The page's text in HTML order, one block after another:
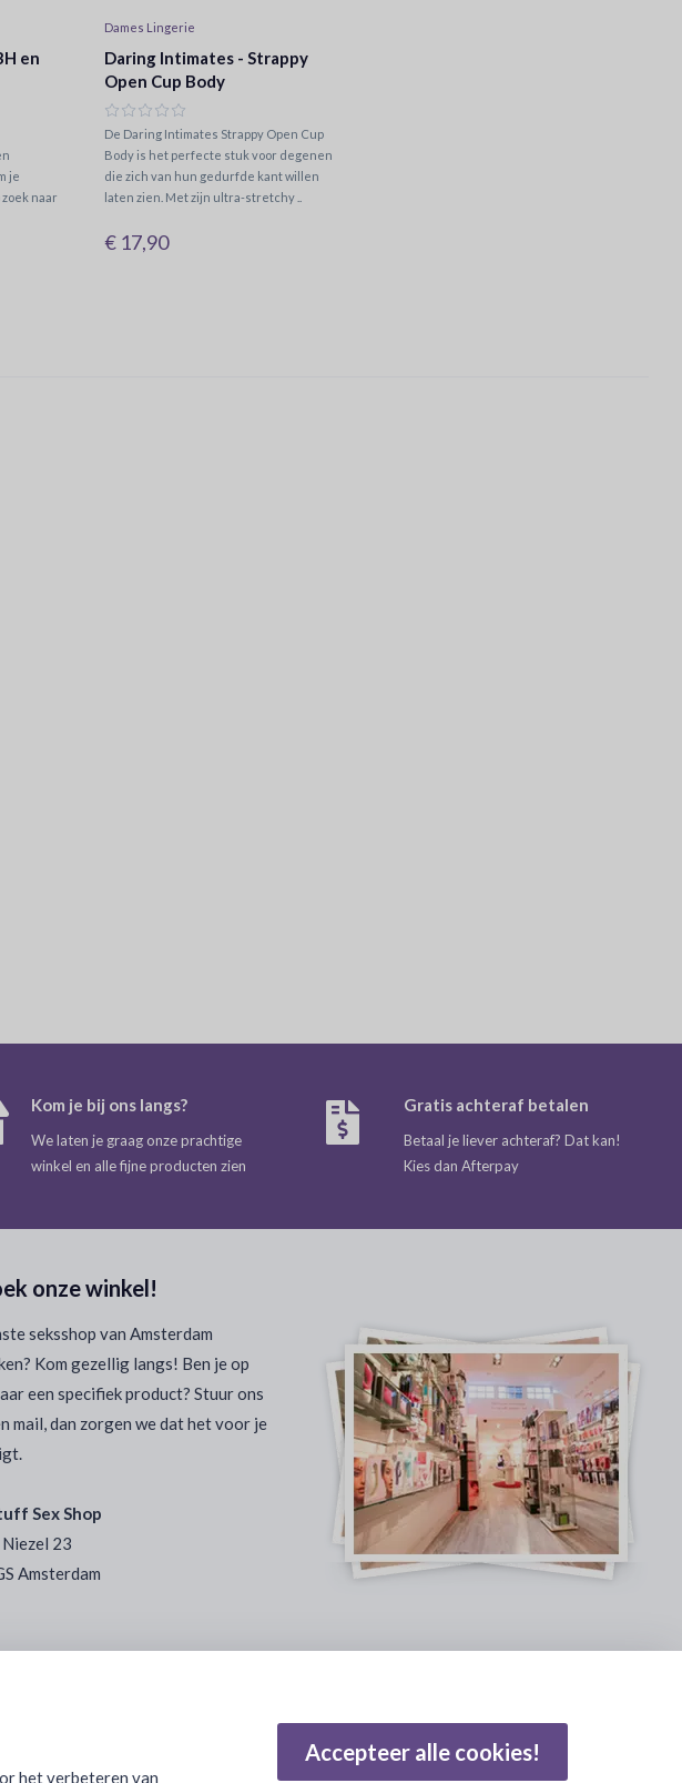
en
je
naar
Dames Lingerie
Daring Intimates - Strappy
Open Cup Body
De Daring Intimates Strappy Open Cup
Body is het perfecte stuk voor degenen
die zich van hun gedurfde kant willen
laten zien. Met zijn ultra-stretchy ..
€ 17,90
Kom je bij ons langs?
We laten je graag onze prachtige
winkel en alle fijne producten zien
Gratis achteraf betalen
Betaal je liever achteraf? Dat kan!
Kies dan Afterpay
onze winkel!
seksshop van Amsterdam
Kom gezellig langs! Ben je op
een specifiek product? Stuur ons
mail, dan zorgen we dat het voor je
Sex Shop
23
Amsterdam
Gebaseerd op 502 beoordelingen
het verbeteren van
Accepteer alle cookies!